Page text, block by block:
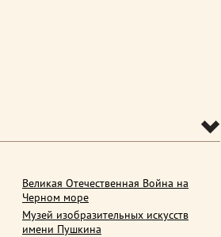
Великая Отечественная Война на
Черном море
Музей изобразительных искусств
имени Пушкина